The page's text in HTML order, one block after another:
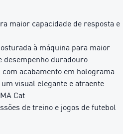
maior capacidade de resposta e
à máquina para maior
desempenho duradouro
acabamento em holograma
visual elegante e atraente
Cat
de treino e jogos de futebol